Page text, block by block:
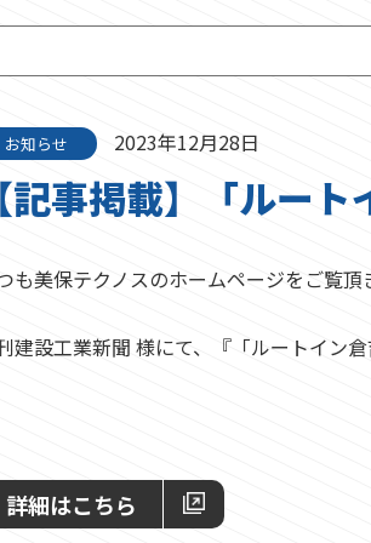
お知らせ 2023年12月28日
【記事掲載】「ルー
も美保テクノスのホームページをご覧
建設工業新聞 様にて、『「ルートイン
詳細はこちら